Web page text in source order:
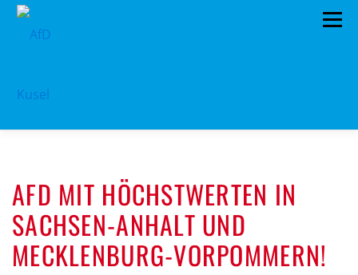
Zum
Inhalt
Menü
PROGRAMM KONTAKT
MITGLIED WERDEN SPENDEN
AFD MIT HÖCHSTWERTEN IN
SACHSEN-ANHALT UND
MECKLENBURG-VORPOMMERN!